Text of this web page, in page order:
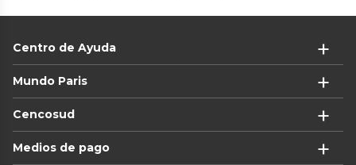
Centro de Ayuda
Mundo Paris
Cencosud
Medios de pago